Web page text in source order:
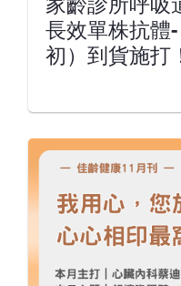
長效單株抗
初）到貨施打